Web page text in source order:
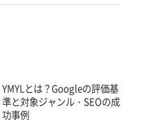
YMYLとは？Googleの評価基
準と対象ジャンル・SEOの成
功事例